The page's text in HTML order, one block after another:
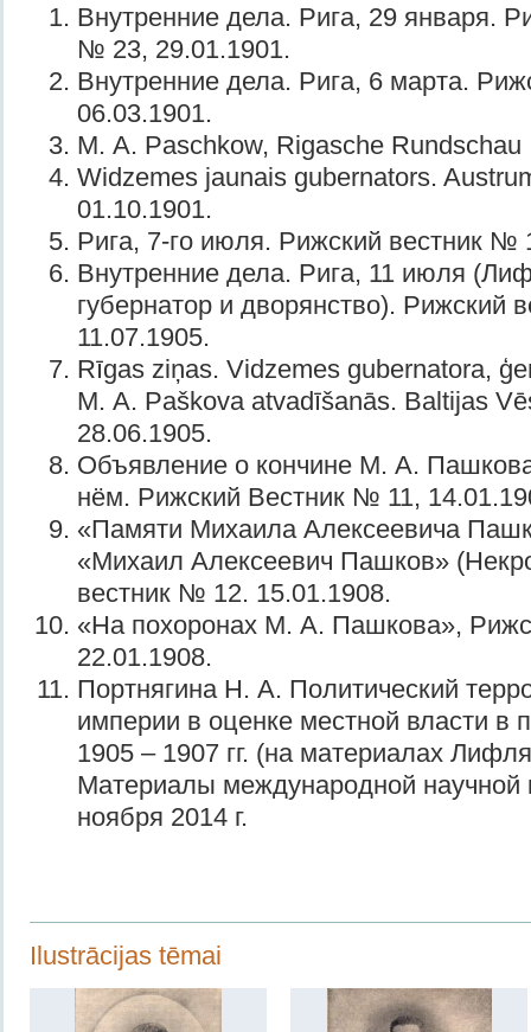
Внутренние дела. Рига, 29 января.
№ 23, 29.01.1901.
Внутренние дела. Рига, 6 марта.
06.03.1901.
M. A. Paschkow, Rigasche
Widzemes jaunais gubernators.
01.10.1901.
Рига, 7-го июля. Рижский вестник №
Внутренние дела. Рига, 11 июля
губернатор и дворянство). Рижский
11.07.1905.
Rīgas ziņas. Vidzemes gubernatora,
M. A. Paškova atvadīšanās. Baltijas
28.06.1905.
Объявление о кончине М. А.
нём. Рижский Вестник № 11,
«Памяти Михаила Алексеевича
«Михаил Алексеевич Пашков»
вестник № 12. 15.01.1908.
«На похоронах М. А. Пашкова»,
22.01.1908.
Портнягина Н. А. Политический
империи в оценке местной власти в
1905 – 1907 гг. (на материалах
Материалы международной научной
ноября 2014 г.
Ilustrācijas tēmai